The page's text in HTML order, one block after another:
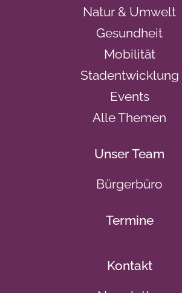
Natur & Umwelt
Gesundheit
Mobilität
Stadentwicklung
Events
Alle Themen
Unser Team
Bürgerbüro
Termine
Kontakt